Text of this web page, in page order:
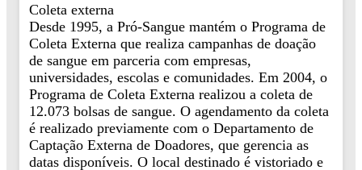
Coleta externa
Desde 1995, a Pró-Sangue mantém o Programa de
Coleta Externa que realiza campanhas de doação
de sangue em parceria com empresas,
universidades, escolas e comunidades. Em 2004, o
Programa de Coleta Externa realizou a coleta de
12.073 bolsas de sangue. O agendamento da coleta
é realizado previamente com o Departamento de
Captação Externa de Doadores, que gerencia as
datas disponíveis. O local destinado é vistoriado e